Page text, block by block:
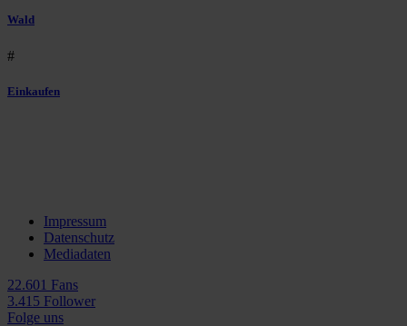
Wald
#
Einkaufen
Impressum
Datenschutz
Mediadaten
22.601 Fans
3.415 Follower
Folge uns